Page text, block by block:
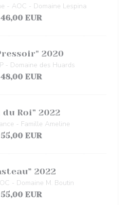
- AOC - Domaine Lespina
46,00 EUR
2020
- Domaine des Huards
48,00 EUR
du Roi” 2022
- Famille Ameline
55,00 EUR
2022
- Domaine M. Boutin
55,00 EUR